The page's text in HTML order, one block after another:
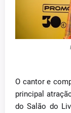
O cantor e
principal
do Salão do